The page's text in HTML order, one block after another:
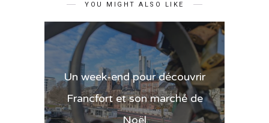
YOU MIGHT ALSO LIKE
Un week-end pour découvrir
Francfort et son marché de
Noël